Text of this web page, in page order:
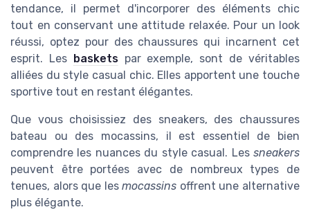
tendance, il permet d'incorporer des éléments chic
tout en conservant une attitude relaxée. Pour un look
réussi, optez pour des chaussures qui incarnent cet
esprit. Les basketspar exemple, sont de véritables
alliées du style casual chic. Elles apportent une touche
sportive tout en restant élégantes.
Que vous choisissiez des sneakers, des chaussures
bateau ou des mocassins, il est essentiel de bien
comprendre les nuances du style casual. Les sneakers
peuvent être portées avec de nombreux types de
tenues, alors que lesmocassins offrent une alternative
plus élégante.